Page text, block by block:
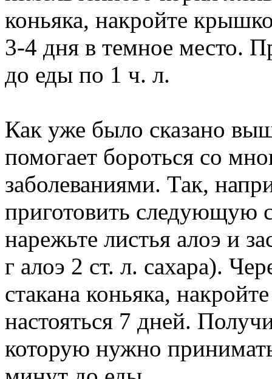
коньяка, накройте
3-4 дня в темное место.
до еды по 1 ч. л.
Как уже было сказано
помогает бороться со
заболеваниями. Так,
приготовить следующую
нарежьте листья алоэ и
г алоэ 2 ст. л. сахара).
стакана коньяка,
настояться 7 дней.
которую нужно